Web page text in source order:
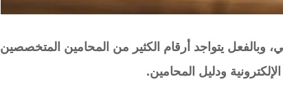
وبالفعل يتواجد أرقام الكثير من المحامين المتخصصين
ودليل المحامين.